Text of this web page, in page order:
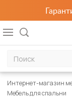
Интернет-магазин
Мебель для спальни